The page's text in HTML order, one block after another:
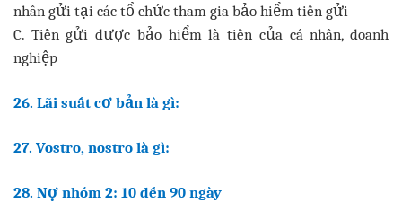
nhân gửi tại các tổ chức tham gia bảo hiểm tiền gửi
C. Tiền gửi được bảo hiểm là tiền của cá nhân, doanh
nghiệp
26. Lãi suất cơ bản là gì:
27. Vostro, nostro là gì:
28. Nợ nhóm 2: 10 đến 90 ngày